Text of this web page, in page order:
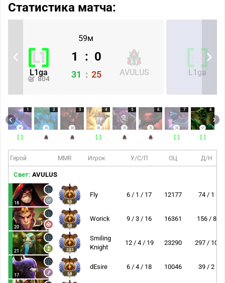
Статистика матча:
59м
L1ga
804
AVULUS
1 : 0
31 : 25 L1ga
1 2 3 4 5 6 7 8
Герой MMR Игрок У/С/П ОЦ Д/Н
Свет: AVULUS
18 95
Fly 6 / 1 / 17 12177 74 / 1
20 50
Worick 9 / 3 / 16 16361 156 / 8
21 232
Smiling
Knight
12 / 4 / 19 23290 297 / 10
17 58
dEsire 6 / 4 / 18 10046 39 / 2